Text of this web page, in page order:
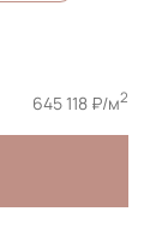
645 118 ₽/м2